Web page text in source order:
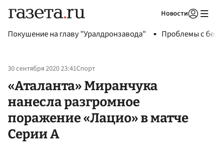
Новости
Покушение на главу "Уралдронзавода" Проблемы с
30 сентября 2020 23:41Спорт
«Аталанта» Миранчука
нанесла разгромное
поражение «Лацио» в матче
Серии А